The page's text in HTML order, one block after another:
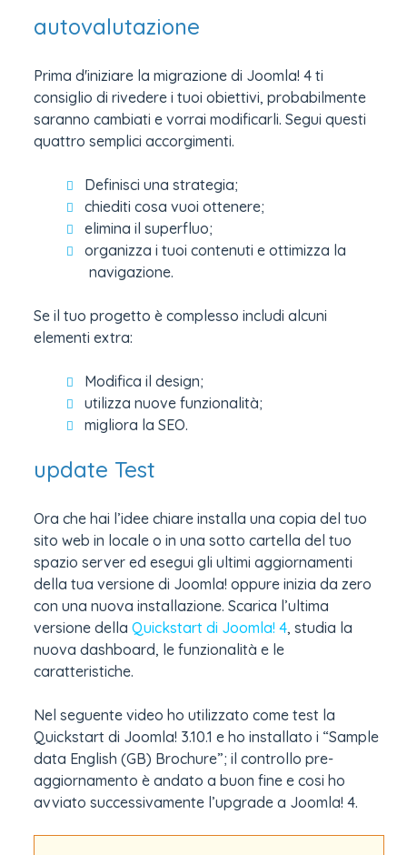
autovalutazione
Prima d'iniziare la migrazione di Joomla! 4 ti
consiglio di rivedere i tuoi obiettivi, probabilmente
saranno cambiati e vorrai modificarli. Segui questi
quattro semplici accorgimenti.
Definisci una strategia;
chiediti cosa vuoi ottenere;
elimina il superfluo;
organizza i tuoi contenuti e ottimizza la
navigazione.
Se il tuo progetto è complesso includi alcuni
elementi extra:
Modifica il design;
utilizza nuove funzionalità;
migliora la SEO.
update Test
Ora che hai l’idee chiare installa una copia del tuo
sito web in locale o in una sotto cartella del tuo
spazio server ed esegui gli ultimi aggiornamenti
della tua versione di Joomla! oppure inizia da zero
con una nuova installazione. Scarica l’ultima
versione della Quickstart di Joomla! 4, studia la
nuova dashboard, le funzionalità e le
caratteristiche.
Nel seguente video ho utilizzato come test la
Quickstart di Joomla! 3.10.1 e ho installato i “Sample
data English (GB) Brochure”; il controllo pre-
aggiornamento è andato a buon fine e cosi ho
avviato successivamente l’upgrade a Joomla! 4.